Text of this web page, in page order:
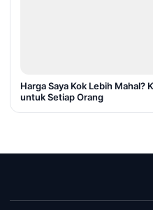
Harga Saya Kok Lebih
untuk Setiap Orang